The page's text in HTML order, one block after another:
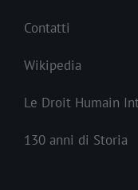
Contatti
Wikipedia
Le Droit Humain
130 anni di Storia